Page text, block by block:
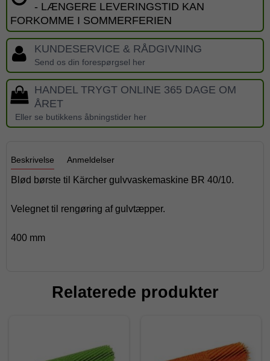
- LÆNGERE LEVERINGSTID KAN
FORKOMME I SOMMERFERIEN
KUNDESERVICE & RÅDGIVNING
Send os din forespørgsel her
HANDEL TRYGT ONLINE 365 DAGE OM
ÅRET
Eller se butikkens åbningstider her
Beskrivelse Anmeldelser
Blød børste til Kärcher gulvvaskemaskine BR 40/10.
Velegnet til rengøring af gulvtæpper.
400 mm
Relaterede produkter